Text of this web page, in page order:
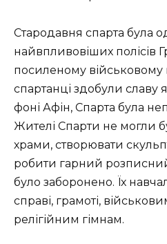
Стародавня спарта була
найвпливовіших полісів
посиленому
спартанці здобули славу
фоні Афін, Спарта була
Жителі Спарти не могли
храми, створювати
робити гарний
було заборонено. Їх
справі, грамоті,
релігійним гімнам.